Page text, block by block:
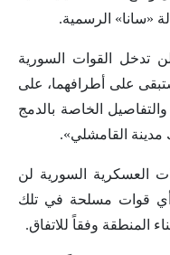
«سانا» الرسمية.
تدخل القوات السورية
على أطرافهما، على
الخاصة بالدمج
القامشلي».
العسكرية السورية لن
أي قوات مسلحة في تلك
المنطقة وفقاً للاتفاق.